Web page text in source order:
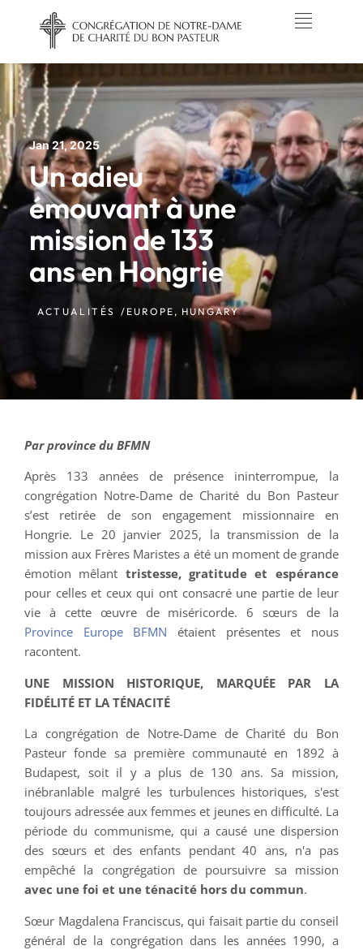
Jan 21, 2025
Un adieu
émouvant à une
mission de 133
ans en Hongrie
ACTUALITÉS / EUROPE , HUNGARY
Par province du BFMN
Après 133 années de présence ininterrompue, la
congrégation Notre-Dame de Charité du Bon Pasteur
s’est retirée de son engagement missionnaire en
Hongrie. Le 20 janvier 2025, la transmission de la
mission aux Frères Maristes a été un moment de grande
émotion mêlant tristesse, gratitude et espérance
pour celles et ceux qui ont consacré une partie de leur
vie à cette œuvre de miséricorde. 6 sœurs de la
Province Europe BFMN étaient présentes et nous
racontent.
UNE MISSION HISTORIQUE, MARQUÉE PAR LA
FIDÉLITÉ ET LA TÉNACITÉ
La congrégation de Notre-Dame de Charité du Bon
Pasteur fonde sa première communauté en 1892 à
Budapest, soit il y a plus de 130 ans. Sa mission,
inébranlable malgré les turbulences historiques, s'est
toujours adressée aux femmes et jeunes en difficulté. La
période du communisme, qui a causé une dispersion
des sœurs et des enfants pendant 40 ans, n'a pas
empêché la congrégation de poursuivre sa mission
avec une foi et une ténacité hors du commun.
Sœur Magdalena Franciscus, qui faisait partie du conseil
général de la congrégation dans les années 1990, a